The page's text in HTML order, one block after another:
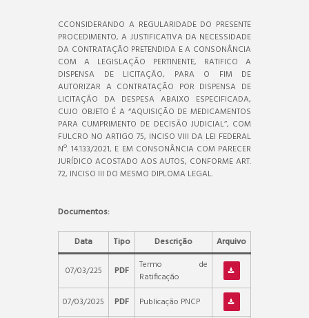
CCONSIDERANDO A REGULARIDADE DO PRESENTE
PROCEDIMENTO, A JUSTIFICATIVA DA NECESSIDADE
DA CONTRATAÇÃO PRETENDIDA E A CONSONÂNCIA
COM A LEGISLAÇÃO PERTINENTE, RATIFICO A
DISPENSA DE LICITAÇÃO, PARA O FIM DE
AUTORIZAR A CONTRATAÇÃO POR DISPENSA DE
LICITAÇÃO DA DESPESA ABAIXO ESPECIFICADA,
CUJO OBJETO É A “AQUISIÇÃO DE MEDICAMENTOS
PARA CUMPRIMENTO DE DECISÃO JUDICIAL’’, COM
FULCRO NO ARTIGO 75, INCISO VIII DA LEI FEDERAL
Nº. 14.133/2021, E EM CONSONÂNCIA COM PARECER
JURÍDICO ACOSTADO AOS AUTOS, CONFORME ART.
72, INCISO III DO MESMO DIPLOMA LEGAL.
Documentos:
Data Tipo Descrição Arquivo
07/03/225 PDF
Termo de
Ratificação
07/03/2025
PDF Publicação PNCP